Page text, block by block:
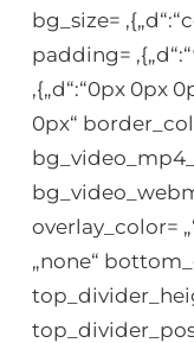
bg_size=
padding=
‚{„d“:“0px 0px
0px“
overlay_color=
„none“